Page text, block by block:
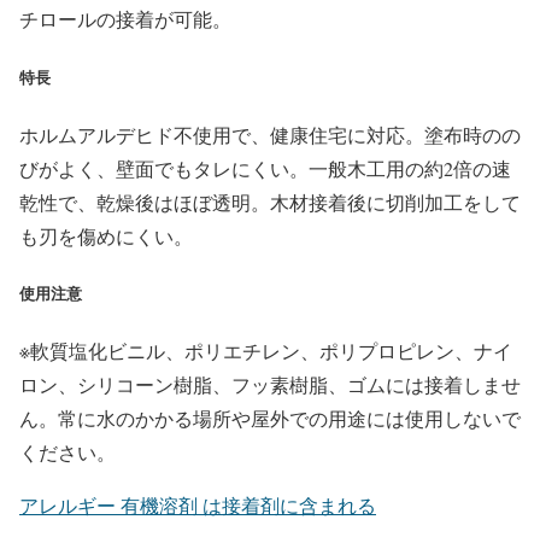
チロールの接着が可能。
特長
ホルムアルデヒド不使用で、健康住宅に対応。塗布時のの
びがよく、壁面でもタレにくい。一般木工用の約2倍の速
乾性で、乾燥後はほぼ透明。木材接着後に切削加工をして
も刃を傷めにくい。
使用注意
※軟質塩化ビニル、ポリエチレン、ポリプロピレン、ナイ
ロン、シリコーン樹脂、フッ素樹脂、ゴムには接着しませ
ん。常に水のかかる場所や屋外での用途には使用しないで
ください。
アレルギー 有機溶剤 は接着剤に含まれる